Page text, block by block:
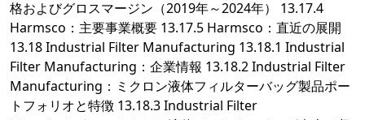
格およびグロスマージン（2019年～2024年） 13.17.4
Harmsco：主要事業概要 13.17.5 Harmsco：直近の展開
13.18 Industrial Filter Manufacturing 13.18.1 Industrial
Filter Manufacturing：企業情報 13.18.2 Industrial Filter
Manufacturing：ミクロン液体フィルターバッグ製品ポー
トフォリオと特徴 13.18.3 Industrial Filter